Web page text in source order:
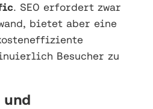
. SEO erfordert zwar
bietet aber eine
Besucher zu